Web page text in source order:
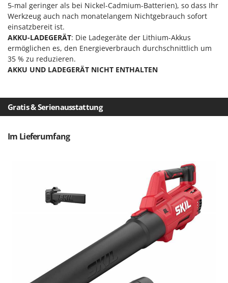
Z
Zerstäuber
Zinkeneggen
Zubehör für Rasentraktoren
Lotusgrill
M
M.A.I.BO.
Macom
Macte Ovens
MAMMAMIA
Marcato
Michelin
More than chef
5-mal geringer als bei Nickel-Cadmium-Batterien), so dass Ihr
Werkzeug auch nach monatelangem Nichtgebrauch sofort
einsatzbereit ist.
AKKU-LADEGERÄT: Die Ladegeräte der Lithium-Akkus
ermöglichen es, den Energieverbrauch durchschnittlich um
35 % zu reduzieren.
AKKU UND LADEGERÄT NICHT ENTHALTEN
Gratis & Serienausstattung
Im Lieferumfang